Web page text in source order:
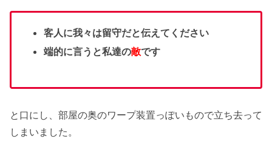
客人に我々は留守だと伝えてください
端的に言うと私達の敵です
と口にし、部屋の奥のワープ装置っぽいもので立ち去って
しまいました。